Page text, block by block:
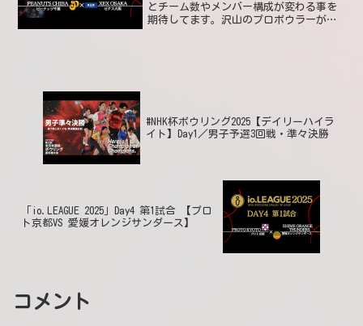
とチーム数やメンバー構成が変わる事を
期待してます。沢山のプロボウラーがい
#NHK杯ボウリング2025【デイリーハイラ
イト】Day1／男子予選3回戦・準々決勝
「io.LEAGUE 2025」Day4 第1試合 【プロ
ト京都VS 愛媛オレンジサンダース】
コメント